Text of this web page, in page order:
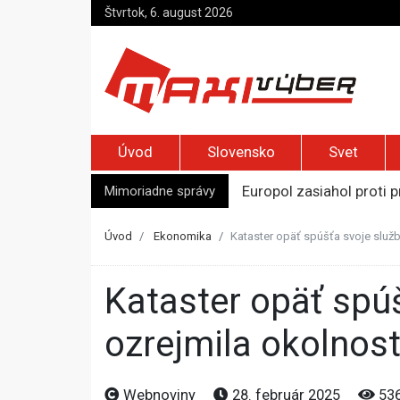
Štvrtok, 6. august 2026
Úvod Slovensko Svet
Mimoriadne správy
Europol zasiahol proti
Bývalú ukrajinskú
Úvod Ekonomika Kataster opäť spúšťa svoje
Kataster opäť spúšťa svoje služby, Gocníková zároveň
ozrejmila
Webnoviny 28. február 2025